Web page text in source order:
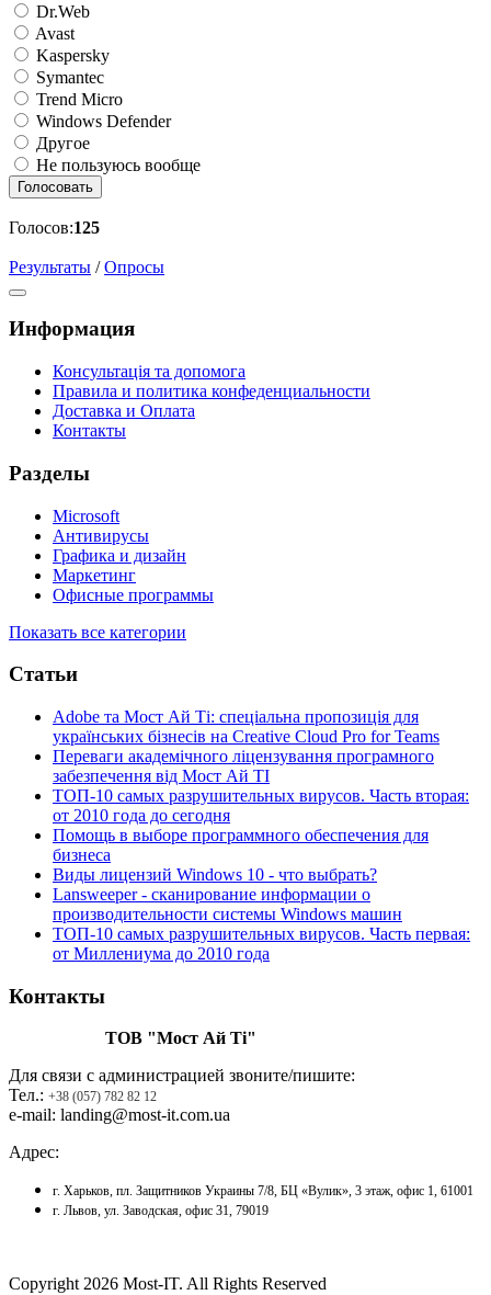
Dr.Web
Avast
Kaspersky
Symantec
Trend Micro
Windows Defender
Другое
Не пользуюсь вообще
Голосовать
Голосов:125
Результаты /Опросы
Информация
Консультація та допомога
Правила и политика конфеденциальности
Доставка и Оплата
Контакты
Разделы
Microsoft
Антивирусы
Графика и дизайн
Маркетинг
Офисные программы
Показать все категории
Статьи
Adobe та Мост Ай Ті: спеціальна пропозиція для
українських бізнесів на Creative Cloud Pro for Teams
Переваги академічного ліцензування програмного
забезпечення від Мост Ай ТІ
ТОП-10 самых разрушительных вирусов. Часть вторая:
от 2010 года до сегодня
Помощь в выборе программного обеспечения для
бизнеса
Виды лицензий Windows 10 - что выбрать?
Lansweeper - cканирование информации о
производительности системы Windows машин
ТОП-10 самых разрушительных вирусов. Часть первая:
от Миллениума до 2010 года
Контакты
ТОВ "Мост Ай Ті"
Для связи с администрацией звоните/пишите:
Тел.: +38 (057) 782 82 12
e-mail: landing@most-it.com.ua
Адрес:
г. Харьков, пл. Защитников Украины 7/8, БЦ «Вулик», 3 этаж, офис 1, 61001
г. Львов, ул. Заводская, офис 31, 79019
Copyright 2026 Most-IT. All Rights Reserved